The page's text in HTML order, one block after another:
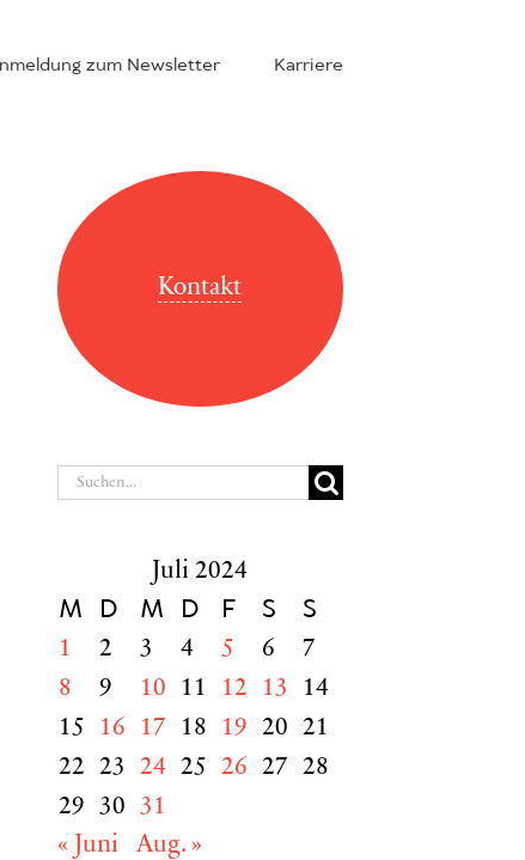
zum Newsletter Karriere
Kontakt
Suche
Juli 2024
M D M D F S S
1 2 3 4 5 6
7
8
9 10 11 12 13
14
15
16 17 18 19 20
21
22
23 24 25 26 27
28
29
30
31
« Juni
Aug. »